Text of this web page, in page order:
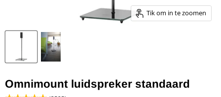
Tik om in te zoomen
Omnimount luidspreker standaard